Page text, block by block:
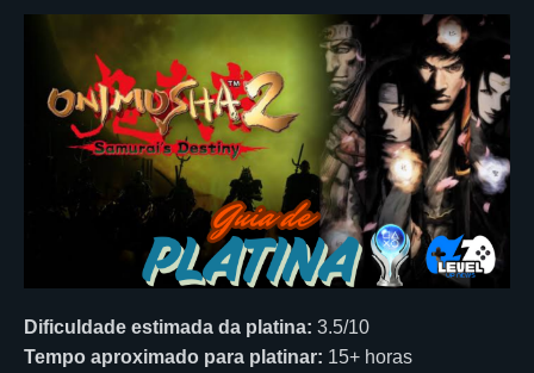
Dificuldade estimada da platina: 3.5/10
Tempo aproximado para platinar: 15+ horas